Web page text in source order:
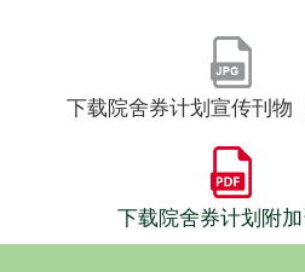
下载院舍券计划宣传刊物
下载院舍券计划附